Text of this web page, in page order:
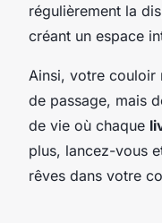
régulièrement la
créant un espace
Ainsi, votre couloir
de passage, mais
de vie où chaque
plus, lancez-vous
rêves dans votre